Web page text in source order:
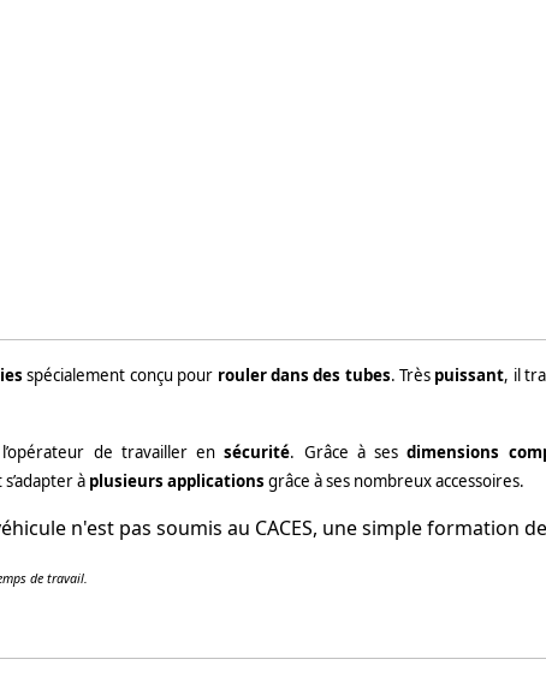
spécialement conçu pour rouler dans des tubes. Très puissant, il
de travailler ensécurité. Grâce à sesdimensions
à plusieurs applications grâce à ses nombreux accessoires.
n'est pas soumis au CACES, une simple formation
de travail.